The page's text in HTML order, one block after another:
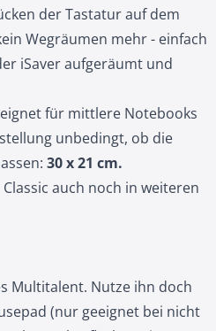
der Tastatur auf dem
Wegräumen mehr - einfach
iSaver aufgeräumt und
für mittlere Notebooks
unbedingt, ob die
30 x 21 cm.
auch noch in weiteren
Multitalent. Nutze ihn doch
(nur geeignet bei nicht